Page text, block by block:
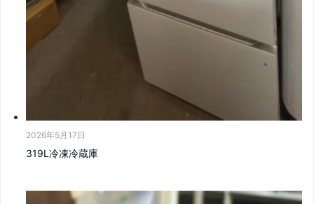
2026年5月17日
319L冷凍冷蔵庫